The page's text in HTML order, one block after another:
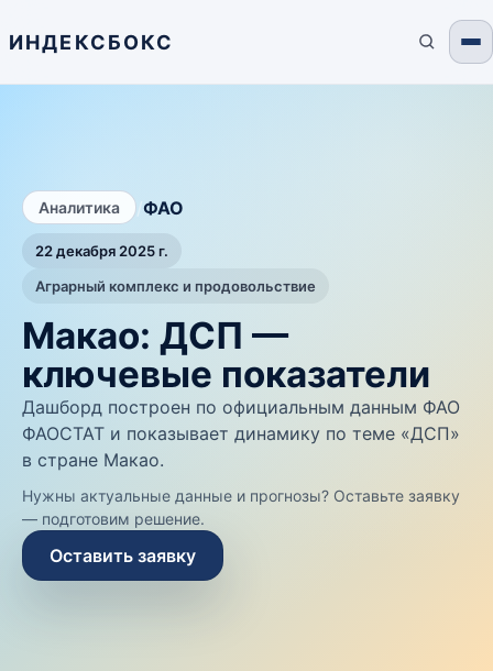
ИНДЕКСБОКС
Аналитика ФАО
22 декабря 2025 г.
Аграрный комплекс и продовольствие
Макао: ДСП —
ключевые показатели
Дашборд построен по официальным данным ФАО
ФАОСТАТ и показывает динамику по теме «ДСП»
в стране Макао.
Нужны актуальные данные и прогнозы? Оставьте заявку
— подготовим решение.
Оставить заявку